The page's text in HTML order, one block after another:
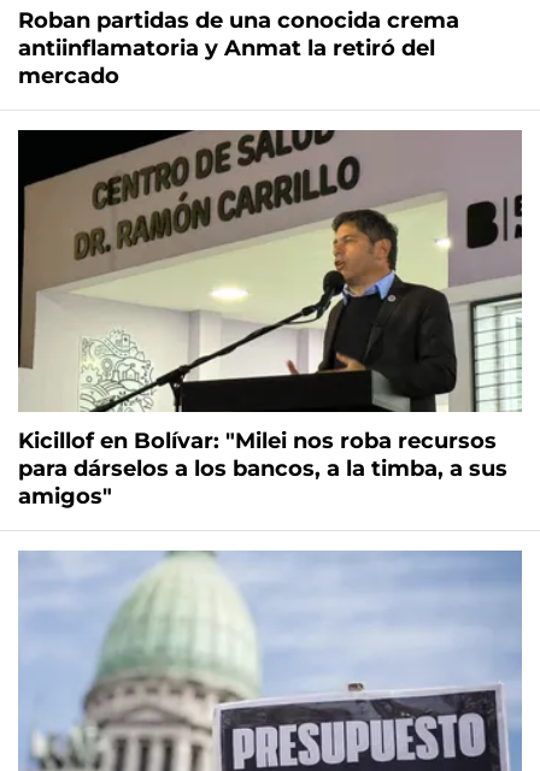
Roban partidas de una conocida crema
antiinflamatoria y Anmat la retiró del
mercado
Kicillof en Bolívar: "Milei nos roba recursos
para dárselos a los bancos, a la timba, a sus
amigos"